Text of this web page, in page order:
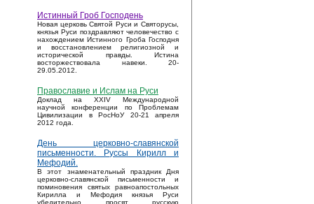
Истинный Гроб Господень
Новая церковь Святой Руси и Святорусы,
князья Руси поздравляют человечество с
нахождением Истинного Гроба Господня
и восстановлением религиозной и
исторической правды. Истина
восторжествовала навеки. 20-
29.05.2012.
Православие и Ислам на Руси
Доклад на XXIV Международной
научной конференции по Проблемам
Цивилизации в РосНоУ 20-21 апреля
2012 года.
День церковно-славянской
письменности. Руссы Кирилл и
Мефодий.
В этот знаменательный праздник Дня
церковно-славянской письменности и
поминовения святых равноапостольных
Кирилла и Мефодия князья Руси
убедительно просят русскую